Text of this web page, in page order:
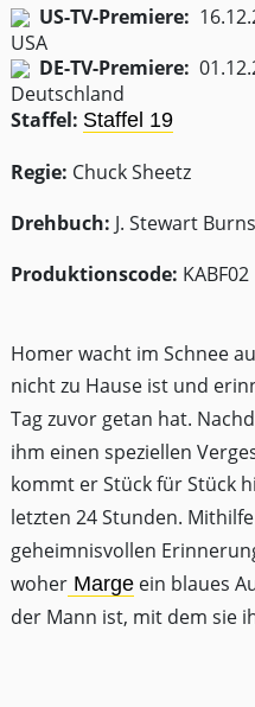
US-TV-Premiere:
DE-TV-Premiere:
Staffel: Staffel 19
Regie: Chuck Sheetz
Drehbuch: J. Stewart Burns
Produktionscode: KABF02
Homer wacht im Schnee
nicht zu Hause ist und
Tag zuvor getan hat.
ihm einen speziellen
kommt er Stück für Stück
letzten 24 Stunden.
geheimnisvollen
woher Marge ein blaues
der Mann ist, mit dem sie